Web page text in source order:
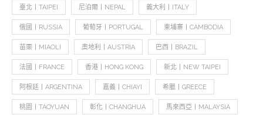
臺北丨TAIPEI 尼泊爾丨NEPAL 義大利丨ITALY
俄國丨RUSSIA 葡萄牙丨PORTUGAL 柬埔寨丨CAMBODIA
苗栗丨MIAOLI 奧地利丨AUSTRIA 巴西丨BRAZIL
法國丨FRANCE 香港丨HONG KONG 新北丨NEW TAIPEI
阿根廷丨ARGENTINA 嘉義丨CHIAYI 希臘丨GREECE
桃園丨TAOYUAN 彰化丨CHANGHUA 馬來西亞丨MALAYSIA